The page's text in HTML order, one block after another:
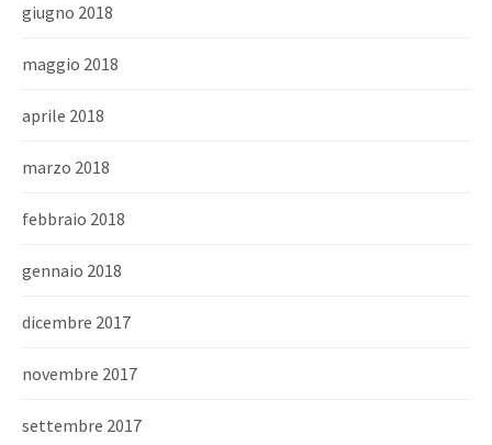
giugno 2018
maggio 2018
aprile 2018
marzo 2018
febbraio 2018
gennaio 2018
dicembre 2017
novembre 2017
settembre 2017